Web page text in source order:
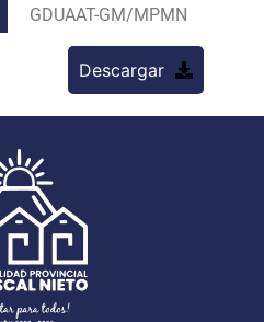
GDUAAT-GM/MPMN
Descargar